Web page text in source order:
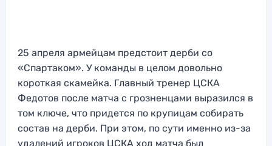
25 апреля армейцам предстоит дерби со
«Спартаком». У команды в целом довольно
короткая скамейка. Главный тренер ЦСКА
Федотов после матча с грозненцами выразился в
том ключе, что придется по крупицам собирать
состав на дерби. При этом, по сути именно из-за
удалений игроков ЦСКА ход матча был